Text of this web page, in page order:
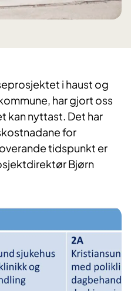
i haust og
har gjort oss
kan nyttast. Det har
for
tidspunkt er
Bjørn